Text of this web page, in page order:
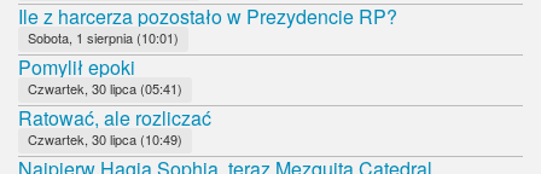
Ile z harcerza pozostało w Prezydencie RP?
Sobota, 1 sierpnia (10:01)
Pomylił epoki
Czwartek, 30 lipca (05:41)
Ratować, ale rozliczać
Czwartek, 30 lipca (10:49)
Najpierw Hagia Sophia, teraz Mezquita Catedral